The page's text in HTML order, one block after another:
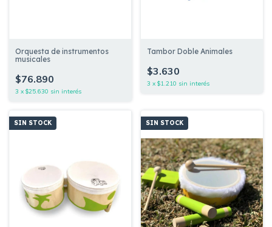
Orquesta de instrumentos
musicales
$76.890
3 x $25.630 sin interés
Tambor Doble Animales
$3.630
3 x $1.210 sin interés
SIN STOCK SIN STOCK